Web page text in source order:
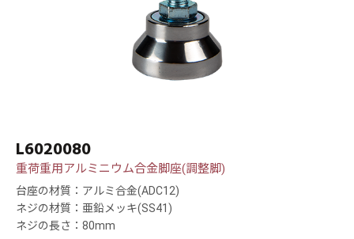
L6020080
重荷重用アルミニウム合金脚座(調整脚)
台座の材質：アルミ合金(ADC12)
ネジの材質：亜鉛メッキ(SS41)
ネジの長さ：80mm